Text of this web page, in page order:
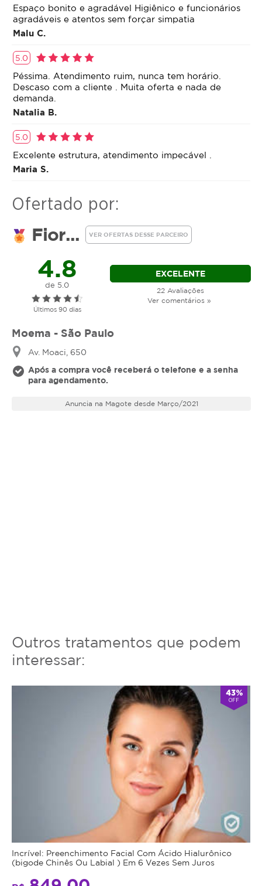
Espaço bonito e agradável Higiênico e funcionários
agradáveis e atentos sem forçar simpatia
Malu C.
5.0
Péssima. Atendimento ruim, nunca tem horário.
Descaso com a cliente . Muita oferta e nada de
demanda.
Natalia B.
5.0
Excelente estrutura, atendimento impecável .
Maria S.
Ofertado por:
Fior... VER OFERTAS DESSE PARCEIRO
4.8
de 5.0
Últimos 90 dias
EXCELENTE
22 Avaliações
Ver comentários »
Moema - São Paulo
Av. Moaci, 650
Após a compra você receberá o telefone e a senha
para agendamento.
Anuncia na Magote desde Março/2021
Outros tratamentos que podem
interessar:
43%
OFF
Incrível: Preenchimento Facial Com Ácido Hialurônico
(bigode Chinês Ou Labial ) Em 6 Vezes Sem Juros